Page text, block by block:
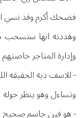
فضحك أكرم وقد نسي
وهددته انها
وإدارة المتاجر
- للاسف ديه الحقيقه
وتساءل وهو ينظر حوله
- هو فين جاسم صحيح